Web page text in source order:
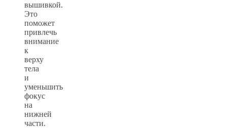
вышивкой.
Это
поможет
привлечь
внимание
к
верху
тела
и
уменьшить
фокус
на
нижней
части.